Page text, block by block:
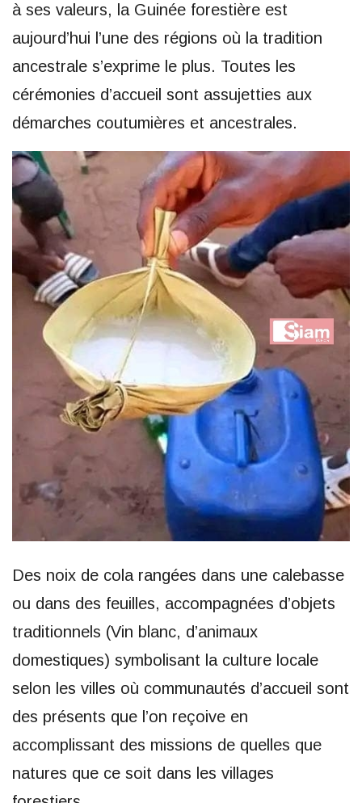
à ses valeurs, la Guinée forestière est
aujourd’hui l’une des régions où la tradition
ancestrale s’exprime le plus. Toutes les
cérémonies d’accueil sont assujetties aux
démarches coutumières et ancestrales.
Des noix de cola rangées dans une calebasse
ou dans des feuilles, accompagnées d’objets
traditionnels (Vin blanc, d’animaux
domestiques) symbolisant la culture locale
selon les villes où communautés d’accueil sont
des présents que l’on reçoive en
accomplissant des missions de quelles que
natures que ce soit dans les villages